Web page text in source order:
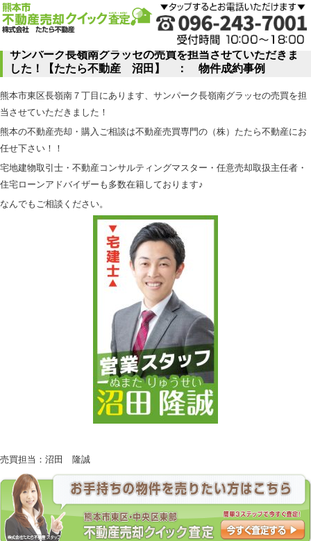
サンパーク長嶺南グラッセの売買を担当させていただきま
した！【たたら不動産 沼田】 ： 物件成約事例
熊本市東区長嶺南７丁目にあります、サンパーク長嶺南グラッセの売買を担
当させていただきました！
熊本の不動産売却・購入ご相談は不動産売買専門の（株）たたら不動産にお
任せ下さい！！
宅地建物取引士・不動産コンサルティングマスター・任意売却取扱主任者・
住宅ローンアドバイザーも多数在籍しております♪
なんでもご相談ください。
売買担当：沼田 隆誠